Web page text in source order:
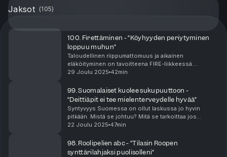
Jaksot (105)
100. Firettäminen - “Köyhyyden periytyminen
loppuu muhun”
Taloudellinen riippumattomuus ja aikainen
eläköityminen on tavoitteena FIRE-liikkeessä.
Tämänkertaisen vieraan Jesse “Osinkoinsinööri”
saavutettavissa. Miten ...
29 Joulu 2025 42min
99. Suomalaiset kuolee sukupuuttoon -
“Deittiäpit ei tee mielenterveydelle hyvää”
Syntyvyys Suomessa on ollut laskussa jo hyvin
pitkään. Mistä se johtuu? Mitä se tarkoittaa jos
syntyvyyden lasku jatkuu edelleen? Voiko ihmisiä
synn...
22 Joulu 2025 47min
98. Roolipelien abc - “Tilasin Roopen
synttärilahjaksi puolisolleni”